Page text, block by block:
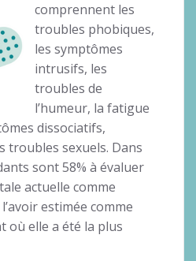
comprennent les
troubles phobiques,
les symptômes
intrusifs, les
troubles de
l’humeur, la fatigue
dissociatifs,
troubles sexuels. Dans
sont 58% à évaluer
actuelle comme
estimée comme
où elle a été la plus